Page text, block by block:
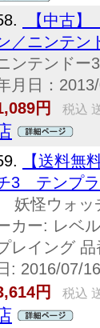
【中古
／ニンテン
ンテンドー
月日：
円
税込
【送料無
3 テンプラ
妖怪ウォッ
カー: レベ
レイング
: 2016/07/
円
税込